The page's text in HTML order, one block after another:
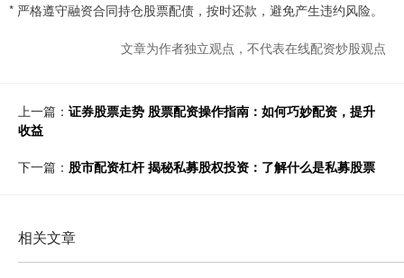
* 严格遵守融资合同持仓股票配债，按时还款，避免产生违约风险。
文章为作者独立观点，不代表在线配资炒股观点
上一篇： 证券股票走势 股票配资操作指南：如何巧妙配资，提升
收益
下一篇： 股市配资杠杆 揭秘私募股权投资：了解什么是私募股票
相关文章